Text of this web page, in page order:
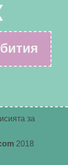
за
2018